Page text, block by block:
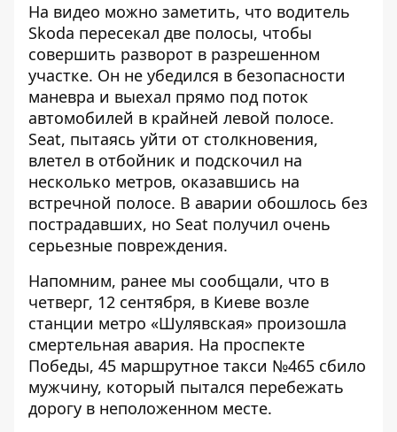
На видео можно заметить, что водитель
Skoda пересекал две полосы, чтобы
совершить разворот в разрешенном
участке. Он не убедился в безопасности
маневра и выехал прямо под поток
автомобилей в крайней левой полосе.
Seat, пытаясь уйти от столкновения,
влетел в отбойник и подскочил на
несколько метров, оказавшись на
встречной полосе. В аварии обошлось без
пострадавших, но Seat получил очень
серьезные повреждения.
Напомним, ранее мы сообщали, что в
четверг, 12 сентября, в Киеве возле
станции метро «Шулявская» произошла
смертельная авария. На проспекте
Победы, 45 маршрутное такси №465 сбило
мужчину, который пытался перебежать
дорогу в неположенном месте.